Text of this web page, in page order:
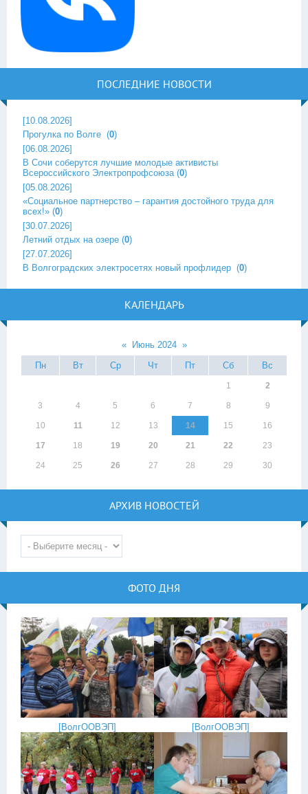
ПОСЛЕДНИЕ НОВОСТИ
[10.08.2026]
Прогулка по Волге ‎ (0)
[06.08.2026]
В Сочи соберутся лучшие молодые активисты
Всероссийского Электропрофсоюза (0)
[05.08.2026]
«Социальное партнерство – гарантия достойного труда для
всех!» (0)
[30.07.2026]
Летний отдых на озере (0)
[27.07.2026]
В Волгоградских электросетях новый профлидер ‎ (0)
КАЛЕНДАРЬ
« Июнь 2024 »
Пн
Вт Ср Чт Пт Сб Вс
1 2
3 4 5 6 7 8 9
10 11 12 13 14 15 16
17 18 19 20 21 22 23
24 25 26 27 28 29 30
АРХИВ НОВОСТЕЙ
ФОТО ДНЯ
[ВолгООВЭП] [ВолгООВЭП]